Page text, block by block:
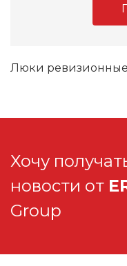
Люки ревизионные
Хочу
новости от
Group